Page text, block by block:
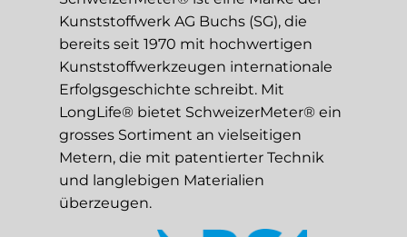
Kunststoffwerk AG Buchs (SG), die
bereits seit 1970 mit hochwertigen
Kunststoffwerkzeugen internationale
Erfolgsgeschichte schreibt. Mit
LongLife® bietet SchweizerMeter® ein
grosses Sortiment an vielseitigen
Metern, die mit patentierter Technik
und langlebigen Materialien
überzeugen.